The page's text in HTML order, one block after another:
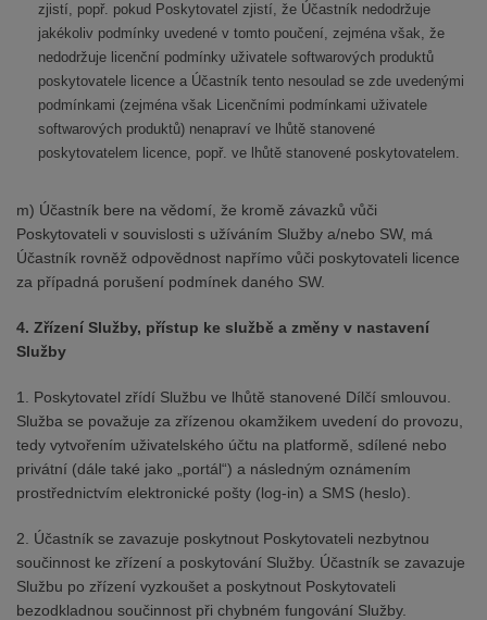
zjistí, popř. pokud Poskytovatel zjistí, že Účastník nedodržuje
jakékoliv podmínky uvedené v tomto poučení, zejména však, že
nedodržuje licenční podmínky uživatele softwarových produktů
poskytovatele licence a Účastník tento nesoulad se zde uvedenými
podmínkami (zejména však Licenčními podmínkami uživatele
softwarových produktů) nenapraví ve lhůtě stanovené
poskytovatelem licence, popř. ve lhůtě stanovené poskytovatelem.
m) Účastník bere na vědomí, že kromě závazků vůči
Poskytovateli v souvislosti s užíváním Služby a/nebo SW, má
Účastník rovněž odpovědnost napřímo vůči poskytovateli licence
za případná porušení podmínek daného SW.
4. Zřízení Služby, přístup ke službě a změny v nastavení
Služby
1. Poskytovatel zřídí Službu ve lhůtě stanovené Dílčí smlouvou.
Služba se považuje za zřízenou okamžikem uvedení do provozu,
tedy vytvořením uživatelského účtu na platformě, sdílené nebo
privátní (dále také jako „portál“) a následným oznámením
prostřednictvím elektronické pošty (log-in) a SMS (heslo).
2. Účastník se zavazuje poskytnout Poskytovateli nezbytnou
součinnost ke zřízení a poskytování Služby. Účastník se zavazuje
Službu po zřízení vyzkoušet a poskytnout Poskytovateli
bezodkladnou součinnost při chybném fungování Služby.